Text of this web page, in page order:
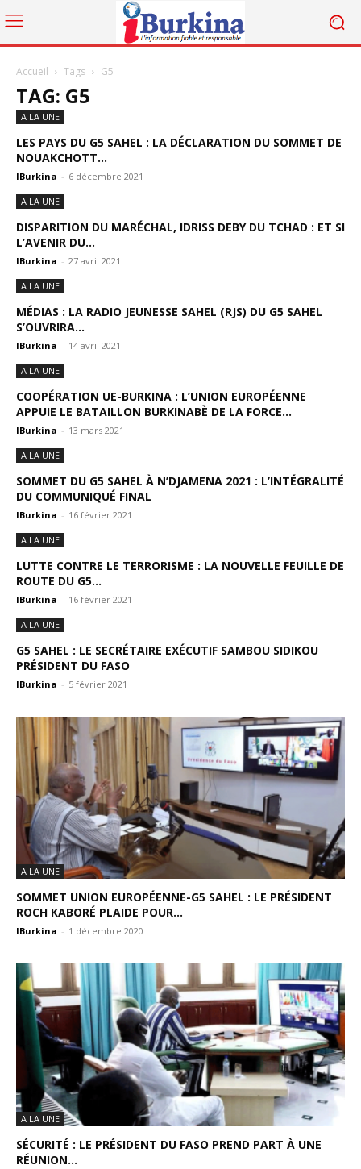
Accueil Tags G5
TAG: G5
A LA UNE
LES PAYS DU G5 SAHEL : LA DÉCLARATION DU SOMMET DE
NOUAKCHOTT...
IBurkina - 6 décembre 2021
A LA UNE
DISPARITION DU MARÉCHAL, IDRISS DEBY DU TCHAD : ET SI
L’AVENIR DU...
IBurkina - 27 avril 2021
A LA UNE
MÉDIAS : LA RADIO JEUNESSE SAHEL (RJS) DU G5 SAHEL
S’OUVRIRA...
IBurkina - 14 avril 2021
A LA UNE
COOPÉRATION UE-BURKINA : L’UNION EUROPÉENNE
APPUIE LE BATAILLON BURKINABÈ DE LA FORCE...
IBurkina - 13 mars 2021
A LA UNE
SOMMET DU G5 SAHEL À N’DJAMENA 2021 : L’INTÉGRALITÉ
DU COMMUNIQUÉ FINAL
IBurkina - 16 février 2021
A LA UNE
LUTTE CONTRE LE TERRORISME : LA NOUVELLE FEUILLE DE
ROUTE DU G5...
IBurkina - 16 février 2021
A LA UNE
G5 SAHEL : LE SECRÉTAIRE EXÉCUTIF SAMBOU SIDIKOU
PRÉSIDENT DU FASO
IBurkina - 5 février 2021
A LA UNE
SOMMET UNION EUROPÉENNE-G5 SAHEL : LE PRÉSIDENT
ROCH KABORÉ PLAIDE POUR...
IBurkina - 1 décembre 2020
A LA UNE
SÉCURITÉ : LE PRÉSIDENT DU FASO PREND PART À UNE
RÉUNION...